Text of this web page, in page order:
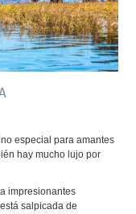
especial para amantes
hay mucho lujo por
impresionantes
salpicada de